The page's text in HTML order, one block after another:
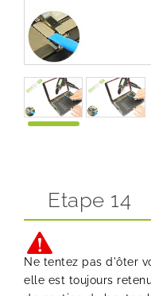
Etape 14
Ne tentez pas d'ôter
elle est toujours